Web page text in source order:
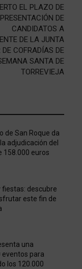
EL PLAZO DE
PRESENTACIÓN DE
CANDIDATOS A
DE LA JUNTA
DE COFRADÍAS DE
SANTA DE
TORREVIEJA
de San Roque da
adjudicación del
158.000 euros
fiestas: descubre
este fin de
una
eventos para
los 120.000